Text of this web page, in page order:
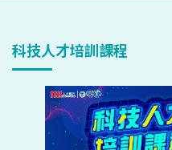
科技人才培訓課程